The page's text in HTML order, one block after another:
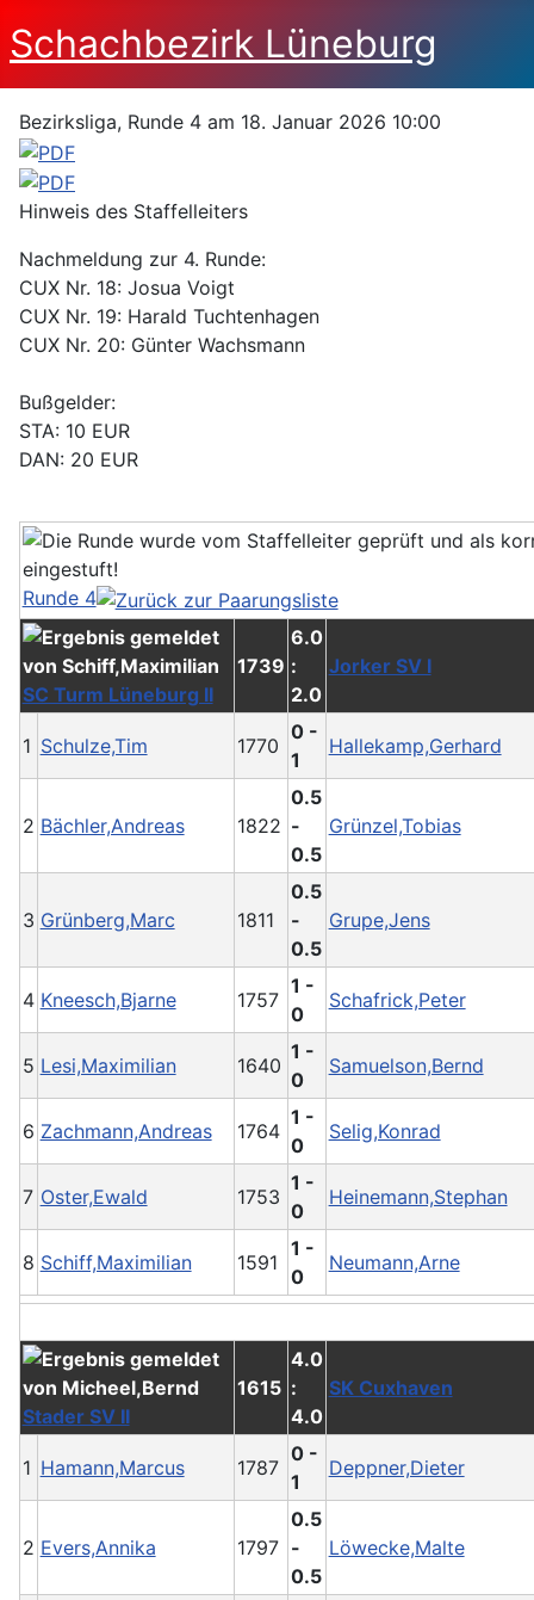
Schachbezirk Lüneburg
Bezirksliga, Runde 4 am 18. Januar 2026 10:00
Hinweis des Staffelleiters
Nachmeldung zur 4. Runde:
CUX Nr. 18: Josua Voigt
CUX Nr. 19: Harald Tuchtenhagen
CUX Nr. 20: Günter Wachsmann
Bußgelder:
STA: 10 EUR
DAN: 20 EUR
Runde 4
SC Turm Lüneburg II
1739
6.0
:
2.0
Jorker SV I
1 Schulze,Tim 1770
0 -
1
Hallekamp,Gerhard
2 Bächler,Andreas 1822
0.5
-
0.5
Grünzel,Tobias
3 Grünberg,Marc 1811
0.5
-
0.5
Grupe,Jens
4 Kneesch,Bjarne 1757
1 -
0
Schafrick,Peter
5 Lesi,Maximilian 1640
1 -
0
Samuelson,Bernd
6 Zachmann,Andreas 1764
1 -
0
Selig,Konrad
7 Oster,Ewald 1753
1 -
0
Heinemann,Stephan
8 Schiff,Maximilian 1591
1 -
0
Neumann,Arne
Stader SV II
1615
4.0
:
4.0
SK Cuxhaven
1 Hamann,Marcus 1787
0 -
1
Deppner,Dieter
2 Evers,Annika 1797
0.5
-
0.5
Löwecke,Malte